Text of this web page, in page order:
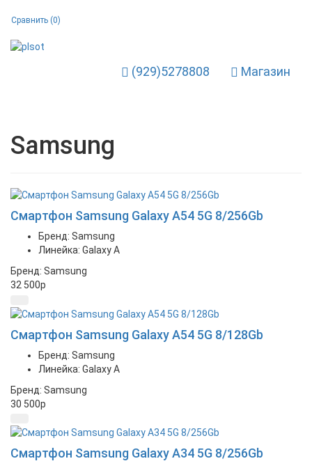
Сравнить (0)
Магазин
(929)5278808
Toggle Navigation
Samsung
Смартфон Samsung Galaxy A54 5G 8/256Gb
Бренд: Samsung
Линейка: Galaxy A
Бренд: Samsung
32 500p
Смартфон Samsung Galaxy A54 5G 8/128Gb
Бренд: Samsung
Линейка: Galaxy A
Бренд: Samsung
30 500p
Смартфон Samsung Galaxy A34 5G 8/256Gb